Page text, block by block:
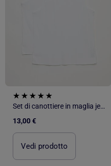
Set di canottiere in maglia jersey
13,00 €
Vedi prodotto